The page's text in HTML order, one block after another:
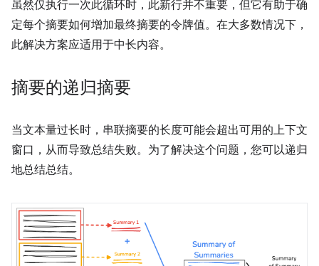
虽然仅执行一次此循环时，此新行并不重要，但它有助于确
定每个摘要如何增加最终摘要的令牌值。在大多数情况下，
此解决方案应适用于中长内容。
摘要的递归摘要
当文本量过长时，串联摘要的长度可能会超出可用的上下文
窗口，从而导致总结失败。为了解决这个问题，您可以递归
地总结总结。